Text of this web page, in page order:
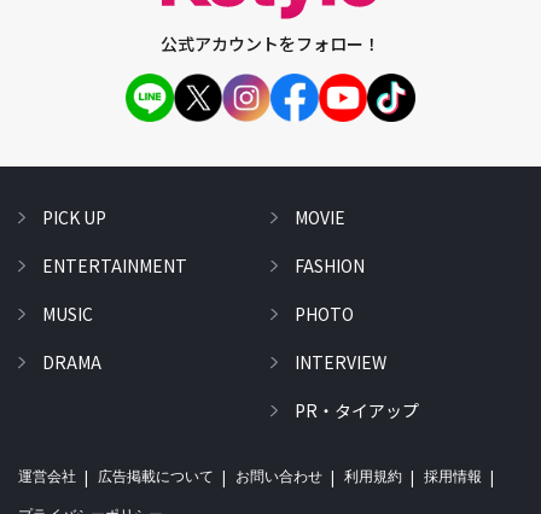
公式アカウントをフォロー！
PICK UP
ENTERTAINMENT
MUSIC
DRAMA
MOVIE
FASHION
PHOTO
INTERVIEW
PR・タイアップ
運営会社 広告掲載について お問い合わせ 利用規約 採用情報